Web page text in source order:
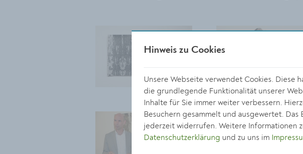
Hinweis zu Cookies
Unsere Webseite verwendet Cookies. Diese
die grundlegende Funktionalität unserer
Inhalte für Sie immer weiter verbessern.
Besuchern gesammelt und ausgewertet.
jederzeit widerrufen. Weitere Informationen
Datenschutzerklärung und zu uns im